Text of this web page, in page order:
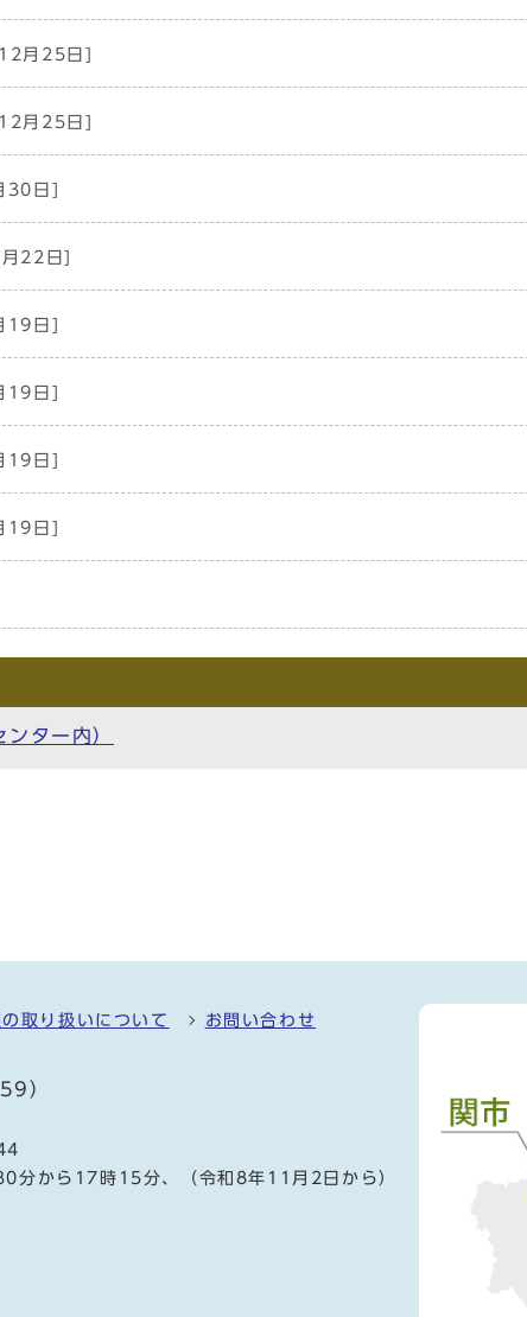
月25日]
月25日]
日]
22日]
日]
日]
日]
日]
ター内）
取り扱いについて お問い合わせ
）
から17時15分、（令和8年11月2日から）